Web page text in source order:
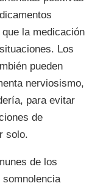
la medicación
Los
pueden
nerviosismo,
para evitar
de
solo.
de los